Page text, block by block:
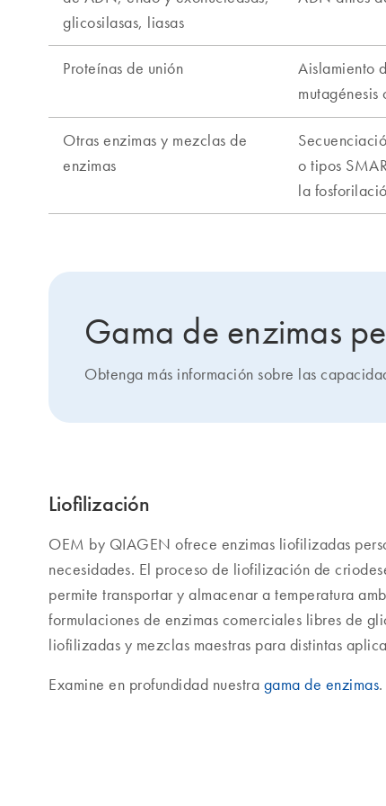
Gama de enzimas
Obtenga más información sobre las
Liofilización
OEM by QIAGEN ofrece enzimas liofilizadas
necesidades. El proceso de liofilización de
permite transportar y almacenar a temperatura
formulaciones de enzimas comerciales libres de
liofilizadas y mezclas maestras para distintas
Examine en profundidad nuestra gama de enzimas.